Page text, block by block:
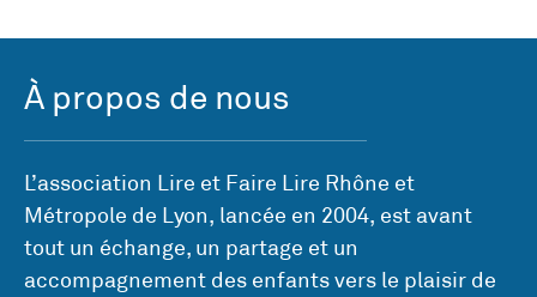
À propos de nous
L’association Lire et Faire Lire Rhône et
Métropole de Lyon, lancée en 2004, est avant
tout un échange, un partage et un
accompagnement des enfants vers le plaisir de